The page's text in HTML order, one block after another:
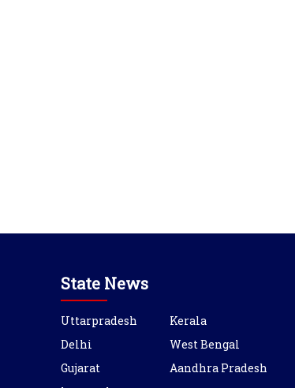
State News
Uttarpradesh
Delhi
Gujarat
Kerala
West Bengal
Aandhra Pradesh